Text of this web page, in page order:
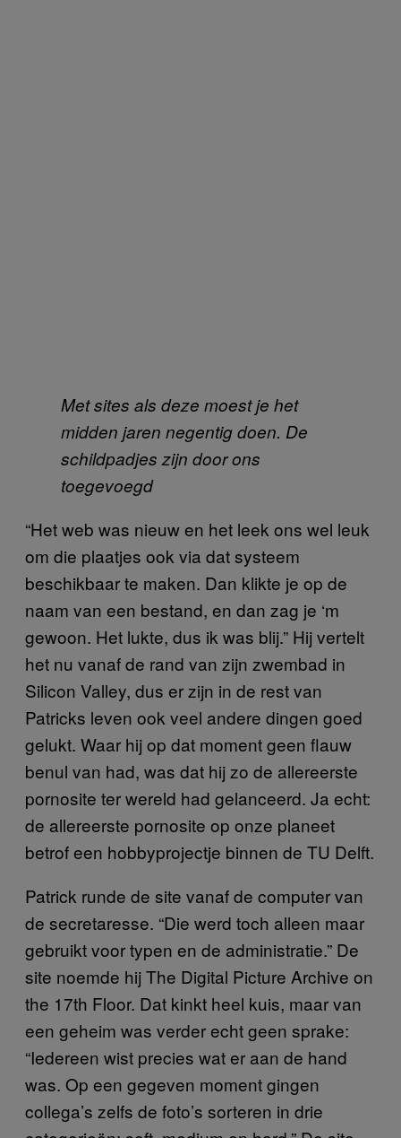
Met sites als deze moest je het
midden jaren negentig doen. De
schildpadjes zijn door ons
toegevoegd
“Het web was nieuw en het leek ons wel leuk
om die plaatjes ook via dat systeem
beschikbaar te maken. Dan klikte je op de
naam van een bestand, en dan zag je ‘m
gewoon. Het lukte, dus ik was blij.” Hij vertelt
het nu vanaf de rand van zijn zwembad in
Silicon Valley, dus er zijn in de rest van
Patricks leven ook veel andere dingen goed
gelukt. Waar hij op dat moment geen flauw
benul van had, was dat hij zo de allereerste
pornosite ter wereld had gelanceerd. Ja echt:
de allereerste pornosite op onze planeet
betrof een hobbyprojectje binnen de TU Delft.
Patrick runde de site vanaf de computer van
de secretaresse. “Die werd toch alleen maar
gebruikt voor typen en de administratie.” De
site noemde hij The Digital Picture Archive on
the 17th Floor. Dat kinkt heel kuis, maar van
een geheim was verder echt geen sprake:
“Iedereen wist precies wat er aan de hand
was. Op een gegeven moment gingen
collega’s zelfs de foto’s sorteren in drie